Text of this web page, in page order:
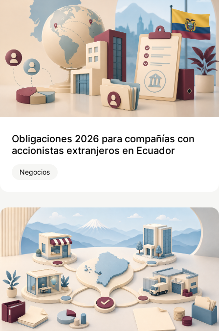
Obligaciones 2026 para compañías con
accionistas extranjeros en Ecuador
Negocios